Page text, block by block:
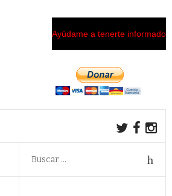
Ayúdame a tenerte informado